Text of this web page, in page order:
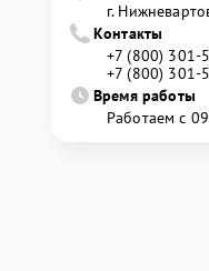
г.
Контакты
+7 (800) 301-
+7 (800) 301-
Время работы
Работаем с